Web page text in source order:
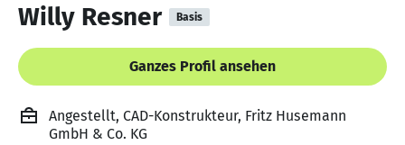
Willy Resner Basis
Ganzes Profil ansehen
Angestellt, CAD-Konstrukteur, Fritz Husemann
GmbH & Co. KG